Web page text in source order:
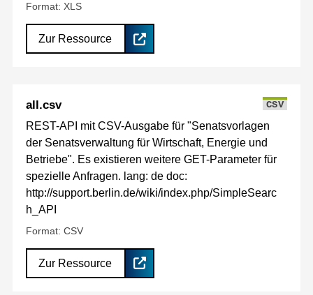
Format: XLS
Zur Ressource
all.csv CSV
REST-API mit CSV-Ausgabe für "Senatsvorlagen
der Senatsverwaltung für Wirtschaft, Energie und
Betriebe". Es existieren weitere GET-Parameter für
spezielle Anfragen. lang: de doc:
http://support.berlin.de/wiki/index.php/SimpleSearc
h_API
Format: CSV
Zur Ressource